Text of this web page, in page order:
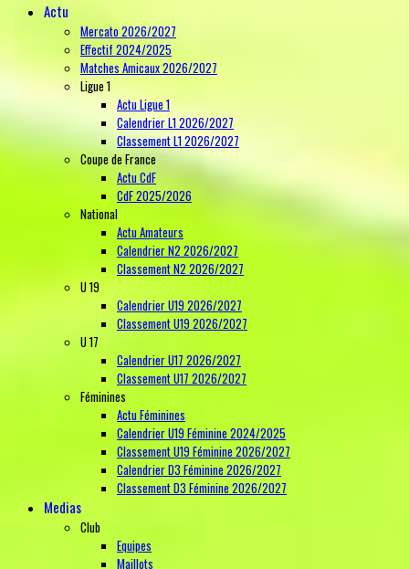
Actu
Mercato 2026/2027
Effectif 2024/2025
Matches Amicaux 2026/2027
Ligue 1
Actu Ligue 1
Calendrier L1 2026/2027
Classement L1 2026/2027
Coupe de France
Actu CdF
CdF 2025/2026
National
Actu Amateurs
Calendrier N2 2026/2027
Classement N2 2026/2027
U 19
Calendrier U19 2026/2027
Classement U19 2026/2027
U 17
Calendrier U17 2026/2027
Classement U17 2026/2027
Féminines
Actu Féminines
Calendrier U19 Féminine 2024/2025
Classement U19 Féminine 2026/2027
Calendrier D3 Féminine 2026/2027
Classement D3 Féminine 2026/2027
Medias
Club
Equipes
Maillots